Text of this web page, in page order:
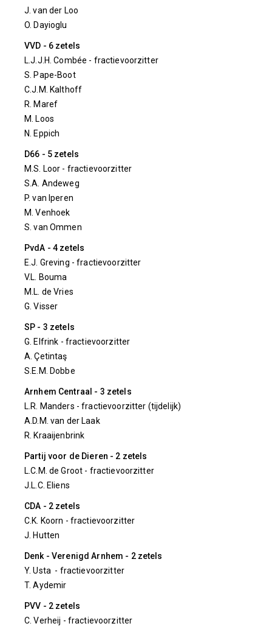
J. van der Loo
O. Dayioglu
VVD - 6 zetels
L.J.J.H. Combée - fractievoorzitter
S. Pape-Boot
C.J.M. Kalthoff
R. Maref
M. Loos
N. Eppich
D66 - 5 zetels
M.S. Loor - fractievoorzitter
S.A. Andeweg
P. van Iperen
M. Venhoek
S. van Ommen
PvdA - 4 zetels
E.J. Greving - fractievoorzitter
V.L. Bouma
M.L. de Vries
G. Visser
SP - 3 zetels
G. Elfrink - fractievoorzitter
A. Çetintaş
S.E.M. Dobbe
Arnhem Centraal - 3 zetels
L.R. Manders - fractievoorzitter (tijdelijk)
A.D.M. van der Laak
R. Kraaijenbrink
Partij voor de Dieren - 2 zetels
L.C.M. de Groot - fractievoorzitter
J.L.C. Eliens
CDA - 2 zetels
C.K. Koorn - fractievoorzitter
J. Hutten
Denk - Verenigd Arnhem - 2 zetels
Y. Usta - fractievoorzitter
T. Aydemir
PVV - 2 zetels
C. Verheij - fractievoorzitter